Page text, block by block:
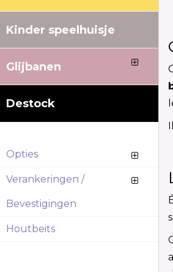
Kinder speelhuisje
Glijbanen
Destock
Opties
Verankeringen /
Bevestigingen
Houtbeits